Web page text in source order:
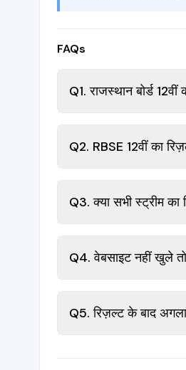
FAQs
Q1. राजस्थान बोर्ड
Q2. RBSE 12वीं का
Q3. क्या सभी स्ट्रीम
Q4. वेबसाइट नहीं खुले
Q5. रिज़ल्ट के बाद अगला